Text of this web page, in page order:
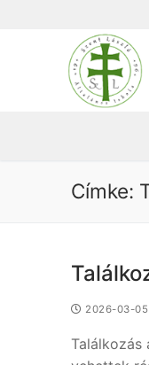
Címke:
2026-03-05
Találkozás